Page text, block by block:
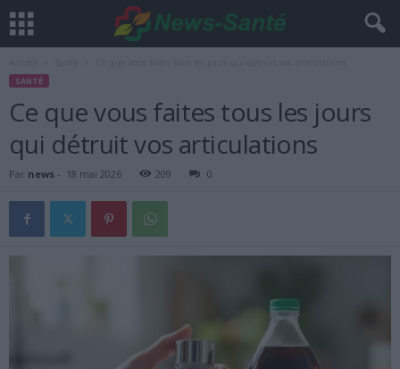
SANTÉ
Ce que vous faites tous les jours
qui détruit vos articulations
Par news - 18 mai 2026 209 0